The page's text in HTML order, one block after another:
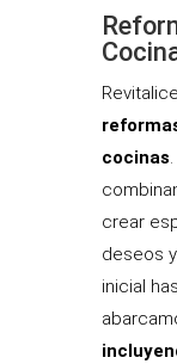
cocinas
crear
deseos
inicial